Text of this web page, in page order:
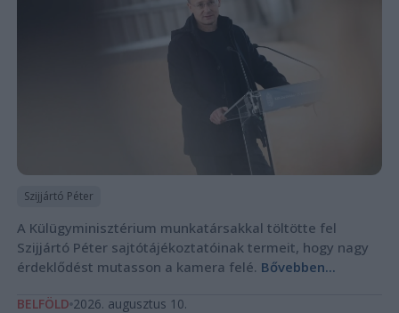
Szijjártó Péter
A Külügyminisztérium munkatársakkal töltötte fel
Szijjártó Péter sajtótájékoztatóinak termeit, hogy nagy
érdeklődést mutasson a kamera felé. Bővebben...
BELFÖLD 2026. augusztus 10.